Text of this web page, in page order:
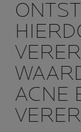
ACNE